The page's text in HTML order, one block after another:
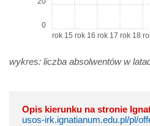
rok 15 rok 16 rok 17 rok 18
0
wykres: liczba absolwentów w
Opis kierunku na stronie
usos-irk.ignatianum.edu.pl/pl/